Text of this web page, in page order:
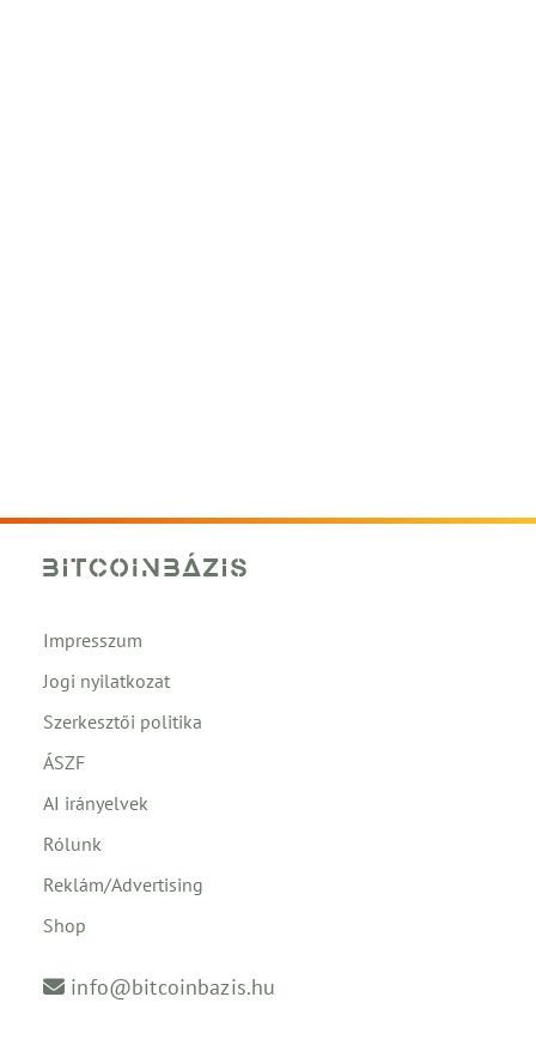
Impresszum
Jogi nyilatkozat
Szerkesztői politika
ÁSZF
AI irányelvek
Rólunk
Reklám/Advertising
Shop
info@bitcoinbazis.hu